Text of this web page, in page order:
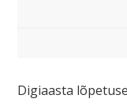
Digiaasta